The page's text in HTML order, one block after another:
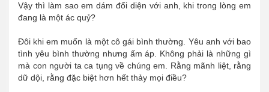
Vậy thì làm sao em dám đối diện với anh, khi trong lòng em
đang là một ác quỷ?
Đôi khi em muốn là một cô gái bình thường. Yêu anh với bao
tình yêu bình thường nhưng ấm áp. Không phải là những gì
mà con người ta ca tụng về chúng em. Rằng mãnh liệt, rằng
dữ dội, rằng đặc biệt hơn hết thảy mọi điều?